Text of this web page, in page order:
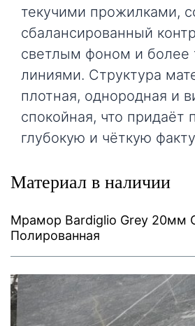
текучими прожилками,
сбалансированный
светлым фоном и
линиями. Структура
плотная, однородная и
спокойная, что придаёт
глубокую и чёткую
Материал в наличии
Мрамор Bardiglio Grey 20мм
Полированная